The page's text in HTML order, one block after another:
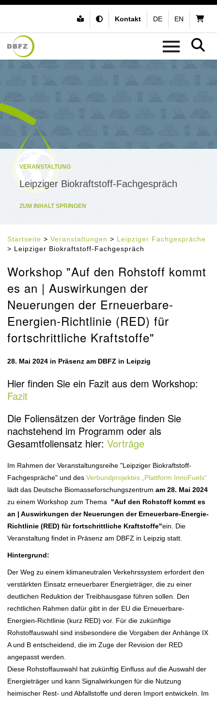
Kontakt DE EN
VERANSTALTUNG
Leipziger Biokraftstoff-Fachgespräch
ZUM INHALT SPRINGEN
Startseite > Veranstaltungen > Leipziger Fachgespräche
> Leipziger Biokraftstoff-Fachgespräch
Workshop "Auf den Rohstoff kommt
es an | Auswirkungen der
Neuerungen der Erneuerbare-
Energien-Richtlinie (RED) für
fortschrittliche Kraftstoffe"
28. Mai 2024 in Präsenz am DBFZ in Leipzig
Hier finden Sie ein Fazit aus dem Workshop:
Fazit
Die Foliensätzen der Vorträge finden Sie
nachstehend im Programm oder als
Gesamtfoliensatz hier: Vorträge
Im Rahmen der Veranstaltungsreihe "Leipziger Biokraftstoff-
Fachgespräche" und des Verbundprojektes „Plattform InnoFuels“
lädt das Deutsche Biomasseforschungszentrum am 28. Mai 2024
zu einem Workshop zum Thema
"Auf den Rohstoff kommt es
an | Auswirkungen der Neuerungen der Erneuerbare-Energie-
Richtlinie (RED) für fortschrittliche Kraftstoffe"ein. Die
Veranstaltung findet in Präsenz am DBFZ in Leipzig statt.
Hintergrund:
Der Weg zu einem klimaneutralen Verkehrssystem erfordert den
verstärkten Einsatz erneuerbarer Energieträger, die zu einer
deutlichen Reduktion der Treibhausgase führen sollen. Den
rechtlichen Rahmen dafür gibt in der EU die Erneuerbare-
Energien-Richtlinie (kurz RED) vor. Für die zukünftige
Rohstoffauswahl sind insbesondere die Vorgaben der Anhänge IX
A und B entscheidend, die im Zuge der Revision der RED
angepasst werden.
Diese Rohstoffauswahl hat zukünftig Einfluss auf die Auswahl der
Energieträger und kann Signalwirkungen für die Nutzung
heimischer Rest- und Abfallstoffe und deren Import entwickeln. Im